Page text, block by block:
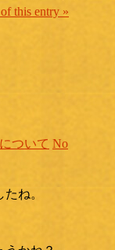
this entry »
ついて No
ね。